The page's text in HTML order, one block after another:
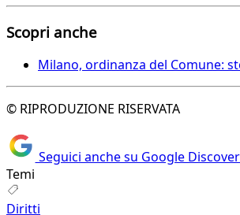
Scopri anche
Milano, ordinanza del Comune:
© RIPRODUZIONE RISERVATA
Seguici anche su Google
Temi
Diritti